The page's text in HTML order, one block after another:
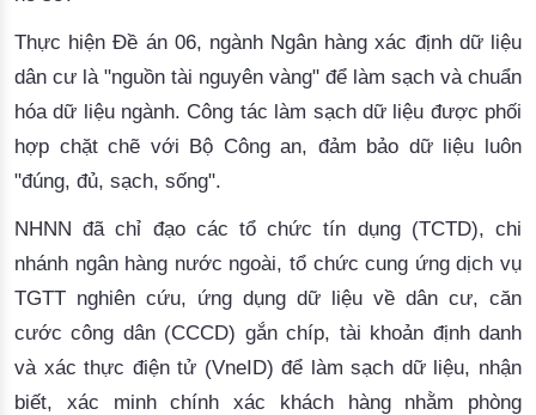
Thực hiện Đề án 06, ngành Ngân hàng xác định dữ liệu
dân cư là "nguồn tài nguyên vàng" để làm sạch và chuẩn
hóa dữ liệu ngành. Công tác làm sạch dữ liệu được phối
hợp chặt chẽ với Bộ Công an, đảm bảo dữ liệu luôn
"đúng, đủ, sạch, sống".
NHNN đã chỉ đạo các tổ chức tín dụng (TCTD), chi
nhánh ngân hàng nước ngoài, tổ chức cung ứng dịch vụ
TGTT nghiên cứu, ứng dụng dữ liệu về dân cư, căn
cước công dân (CCCD) gắn chíp, tài khoản định danh
và xác thực điện tử (VneID) để làm sạch dữ liệu, nhận
biết, xác minh chính xác khách hàng nhằm phòng